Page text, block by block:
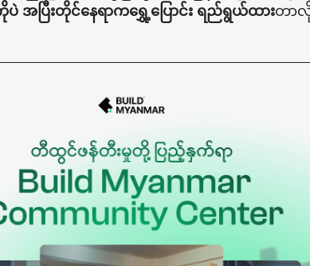
အပြီးတိုင်နေရာကရွှေ့ပြောင်း ရည်ရွယ်ထားတာ